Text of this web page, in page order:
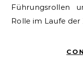
Führungsrollen
Rolle im Laufe